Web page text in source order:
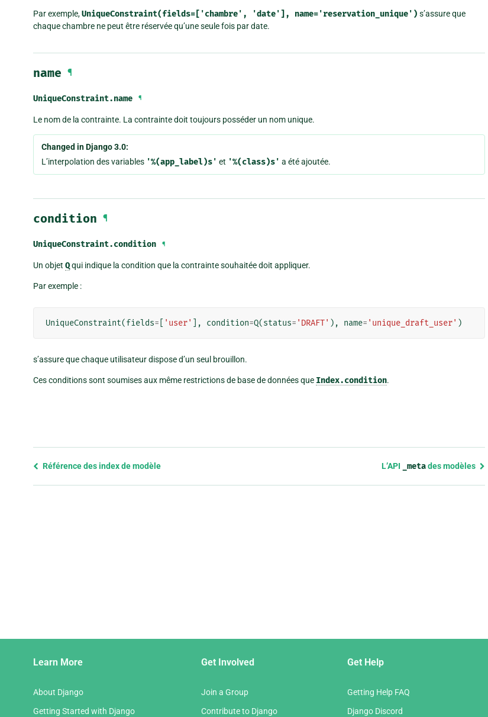
Par exemple,UniqueConstraint(fields=['chambre', 'date'], name='reservation_unique') s’assure que
chaque chambre ne peut être réservée qu’une seule fois par date.
name ¶
UniqueConstraint.name ¶
Le nom de la contrainte. La contrainte doit toujours posséder un nom unique.
Changed in Django 3.0:
L’interpolation des variables '%(app_label)s' et '%(class)s' a été ajoutée.
condition ¶
UniqueConstraint.condition ¶
Un objet Qqui indique la condition que la contrainte souhaitée doit appliquer.
Par exemple :
UniqueConstraint(fields= 'user' ], condition=Q(status= 'DRAFT' ), name= 'unique_draft_user' )
s’assure que chaque utilisateur dispose d’un seul brouillon.
Ces conditions sont soumises aux même restrictions de base de données que Index.condition.
Previous
Référence des index de modèle L’API _metades modèles
Learn More
About Django
Getting Started with Django
Get Involved
Join a Group
Contribute to Django
Get Help
Getting Help FAQ
Django Discord